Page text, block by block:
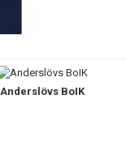
Anderslövs BoIK